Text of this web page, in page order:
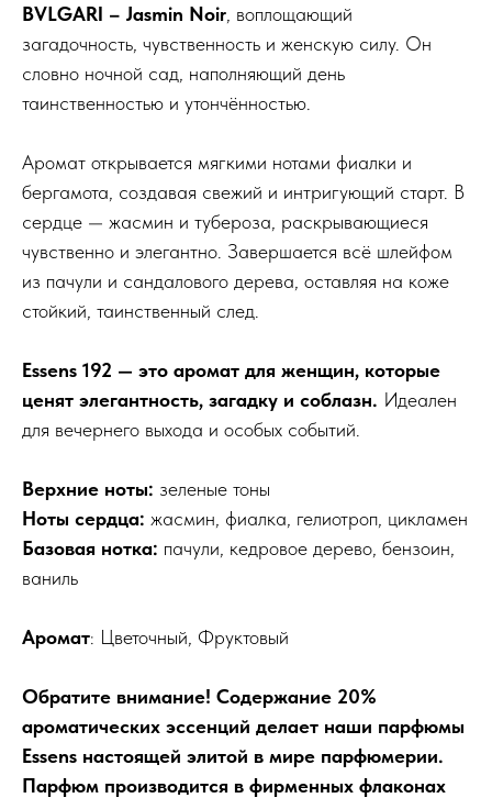
BVLGARI – Jasmin Noir, воплощающий
загадочность, чувственность и женскую силу. Он
словно ночной сад, наполняющий день
таинственностью и утончённостью.
Аромат открывается мягкими нотами фиалки и
бергамота, создавая свежий и интригующий старт. В
сердце — жасмин и тубероза, раскрывающиеся
чувственно и элегантно. Завершается всё шлейфом
из пачули и сандалового дерева, оставляя на коже
стойкий, таинственный след.
Essens 192 — это аромат для женщин, которые
ценят элегантность, загадку и соблазн. Идеален
для вечернего выхода и особых событий.
Верхние ноты: зеленые тоны
Ноты сердца: жасмин, фиалка, гелиотроп, цикламен
Базовая нотка: пачули, кедровое дерево, бензоин,
ваниль
Аромат: Цветочный, Фруктовый
Обратите внимание! Содержание 20%
ароматических эссенций делает наши парфюмы
Essens настоящей элитой в мире парфюмерии.
Парфюм производится в фирменных флаконах